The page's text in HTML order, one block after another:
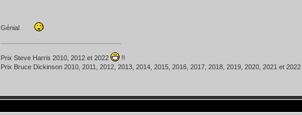
Génial
Prix Steve Harris 2010, 2012 et 2022
!!
Prix Bruce Dickinson 2010, 2011, 2012, 2013, 2014, 2015, 2016, 2017, 2018, 2019, 2020, 2021 et 2022